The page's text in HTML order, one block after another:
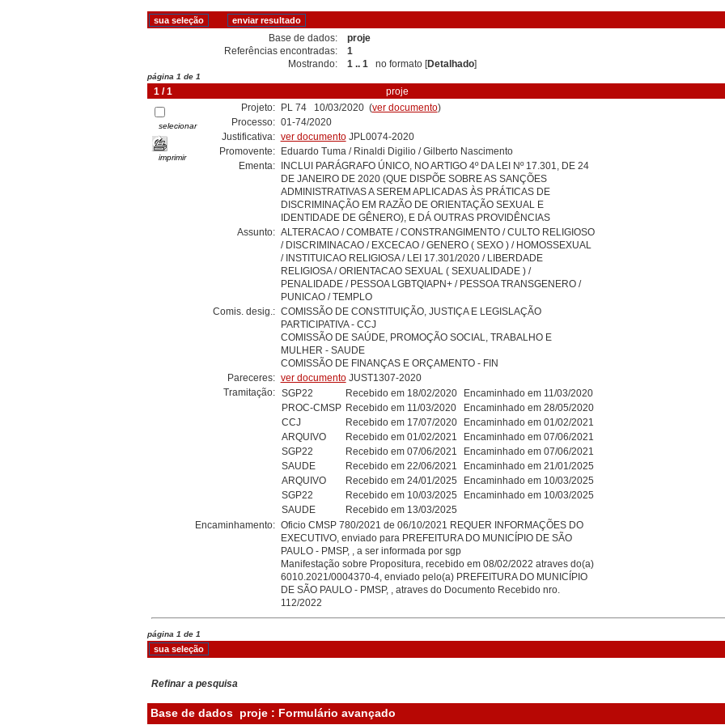
Base de dados:
proje
Referências encontradas:
1
Mostrando:
1 .. 1 no formato [Detalhado]
página 1 de 1
1 / 1 proje
selecionar
imprimir
Projeto: PL 74 10/03/2020 (ver documento)
Processo: 01-74/2020
Justificativa: ver documentoJPL0074-2020
Promovente:
Eduardo Tuma / Rinaldi Digilio / Gilberto Nascimento
Ementa:
INCLUI PARÁGRAFO ÚNICO, NO ARTIGO 4º DA LEI Nº 17.301, DE 24
DE JANEIRO DE 2020 (QUE DISPÕE SOBRE AS SANÇÕES
ADMINISTRATIVAS A SEREM APLICADAS ÀS PRÁTICAS DE
DISCRIMINAÇÃO EM RAZÃO DE ORIENTAÇÃO SEXUAL E
IDENTIDADE DE GÊNERO), E DÁ OUTRAS PROVIDÊNCIAS
Assunto: ALTERACAO / COMBATE / CONSTRANGIMENTO / CULTO RELIGIOSO
/ DISCRIMINACAO / EXCECAO / GENERO ( SEXO ) / HOMOSSEXUAL
/ INSTITUICAO RELIGIOSA / LEI 17.301/2020 / LIBERDADE
RELIGIOSA / ORIENTACAO SEXUAL ( SEXUALIDADE ) /
PENALIDADE / PESSOA LGBTQIAPN+ / PESSOA TRANSGENERO /
PUNICAO / TEMPLO
Comis. desig.: COMISSÃO DE CONSTITUIÇÃO, JUSTIÇA E LEGISLAÇÃO
PARTICIPATIVA - CCJ
COMISSÃO DE SAÚDE, PROMOÇÃO SOCIAL, TRABALHO E
MULHER - SAUDE
COMISSÃO DE FINANÇAS E ORÇAMENTO - FIN
Pareceres: ver documentoJUST1307-2020
Tramitação:
SGP22 Recebido em 18/02/2020
Encaminhado em 11/03/2020
PROC-CMSP Recebido em 11/03/2020
Encaminhado em 28/05/2020
CCJ
Recebido em 17/07/2020
Encaminhado em 01/02/2021
ARQUIVO
Recebido em 01/02/2021
Encaminhado em 07/06/2021
SGP22
Recebido em 07/06/2021
Encaminhado em 07/06/2021
SAUDE
Recebido em 22/06/2021
Encaminhado em 21/01/2025
ARQUIVO
Recebido em 24/01/2025
Encaminhado em 10/03/2025
SGP22
Recebido em 10/03/2025
Encaminhado em 10/03/2025
SAUDE
Recebido em 13/03/2025
Encaminhamento: Oficio CMSP 780/2021 de 06/10/2021 REQUER INFORMAÇÕES DO
EXECUTIVO, enviado para PREFEITURA DO MUNICÍPIO DE SÃO
PAULO - PMSP, , a ser informada por sgp
Manifestação sobre Propositura, recebido em 08/02/2022 atraves do(a)
6010.2021/0004370-4, enviado pelo(a) PREFEITURA DO MUNICÍPIO
DE SÃO PAULO - PMSP, , atraves do Documento Recebido nro.
112/2022
página 1 de 1
Refinar a pesquisa
Base de dados proje : Formulário avançado